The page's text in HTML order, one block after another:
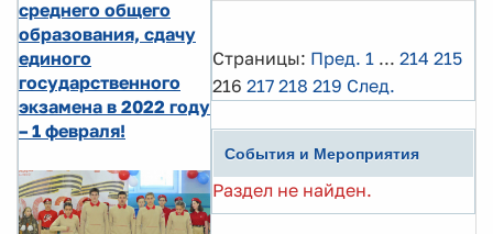
среднего общего
образования, сдачу
единого
государственного
экзамена в 2022 году
– 1 февраля!
Страницы: Пред. 1 ... 214 215
216 217 218 219 След.
События и Мероприятия
Раздел не найден.